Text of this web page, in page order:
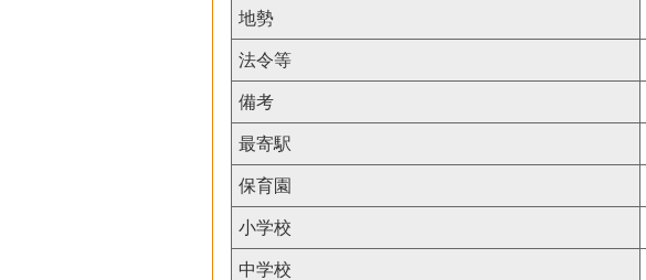
地勢
法令等
備考
最寄駅
保育園
小学校
中学校